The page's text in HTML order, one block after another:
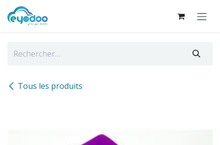
Se rendre au contenu
Tous les produits